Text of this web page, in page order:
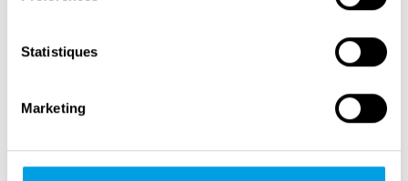
Statistiques
Marketing